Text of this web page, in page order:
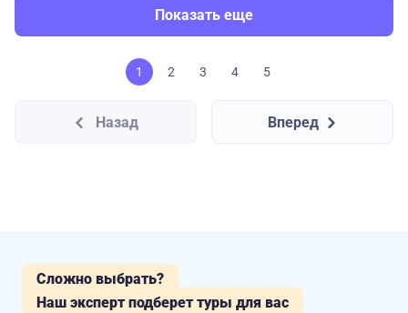
Показать еще
1 2 3 4 5
Назад Вперед
Сложно выбрать?
Наш эксперт подберет туры для вас